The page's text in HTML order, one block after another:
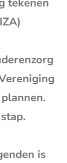
e-
tekenen
is